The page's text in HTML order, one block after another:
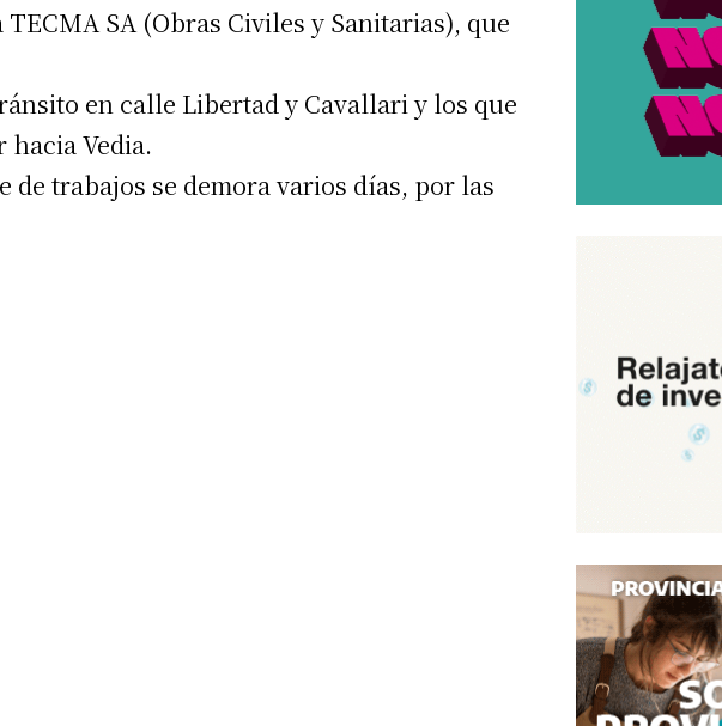
SA (Obras Civiles y Sanitarias), que
en calle Libertad y Cavallari y los que
Vedia.
de trabajos se demora varios días, por las